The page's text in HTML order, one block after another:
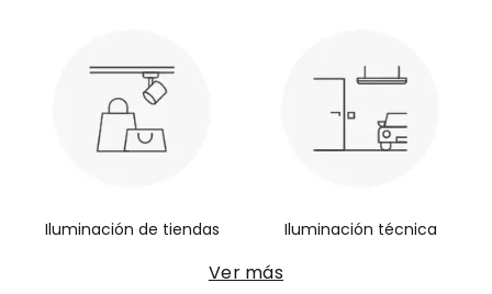
Iluminación de tiendas Iluminación técnica
Ver más